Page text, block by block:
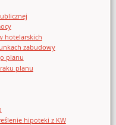
hotelarskich
zabudowy
planu
planu
hipoteki z KW